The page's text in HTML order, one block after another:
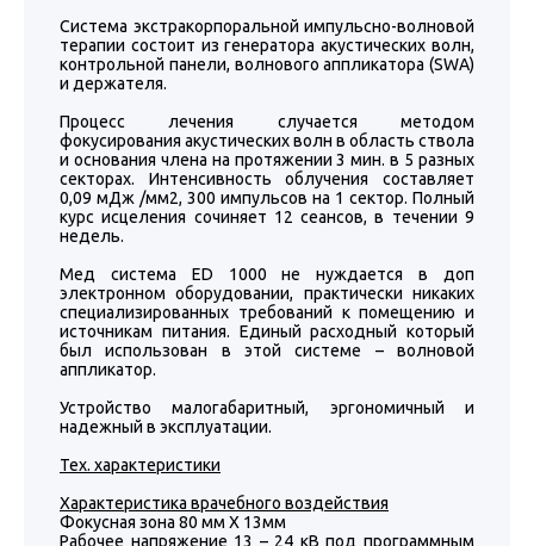
Система экстракорпоральной импульсно-волновой
терапии состоит из генератора акустических волн,
контрольной панели, волнового аппликатора (SWA)
и держателя.
Процесс лечения случается методом
фокусирования акустических волн в область ствола
и основания члена на протяжении 3 мин. в 5 разных
секторах. Интенсивность облучения составляет
0,09 мДж /мм2, 300 импульсов на 1 сектор. Полный
курс исцеления сочиняет 12 сеансов, в течении 9
недель.
Мед система ED 1000 не нуждается в доп
электронном оборудовании, практически никаких
специализированных требований к помещению и
источникам питания. Единый расходный который
был использован в этой системе – волновой
аппликатор.
Устройство малогабаритный, эргономичный и
надежный в эксплуатации.
Тех. характеристики
Характеристика врачебного воздействия
Фокусная зона 80 мм Х 13мм
Рабочее напряжение 13 – 24 кВ под программным